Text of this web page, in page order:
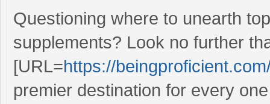
Questioning where to unearth
supplements? Look no further
[URL=https://
premier destination for every